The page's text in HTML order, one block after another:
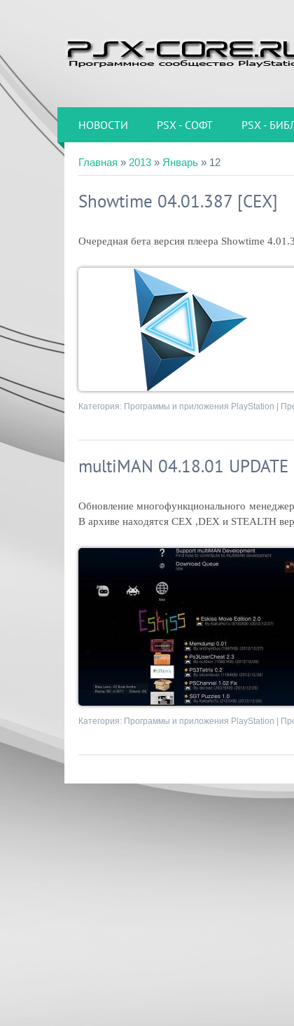
НОВОСТИ PSX - СОФТ PSX -
Главная » 2013 » Январь » 12
Showtime 04.01.387 [CEX]
Очередная бета версия плеера Showtime
Категория: Программы и приложения PlayStation |
multiMAN 04.18.01 UPDATE
Обновление многофункционального
В архиве находятся CEX ,DEX и STEALTH
Категория: Программы и приложения PlayStation |